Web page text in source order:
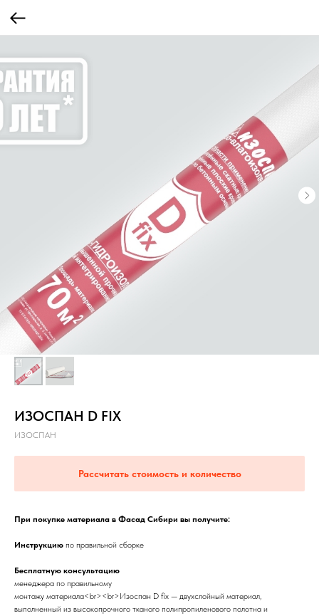
ИЗОСПАН D FIX
ИЗОСПАН
Рассчитать стоимость и количество
При покупке материала в Фасад Сибири вы получите:
Инструкцию по правильной сборке
Бесплатную консультацию
менеджера по правильному
монтажу материала<br><br>Изоспан D fix — двухслойный материал,
выполненный из высокопрочного тканого полипропиленового полотна и